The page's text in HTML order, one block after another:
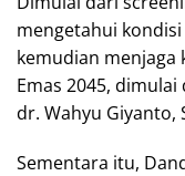
mengetahui
kemudian menjaga
Emas 2045,
dr. Wahyu Giyanto,
Sementara itu,